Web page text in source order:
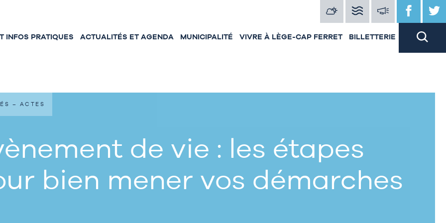
INFOS PRATIQUES ACTUALITÉS ET AGENDA MUNICIPALITÉ VIVRE À LÈGE-CAP FERRET BILLETTERIE
de vie : les étapes
bien mener vos démarches
– ACTES